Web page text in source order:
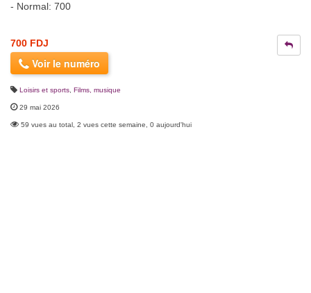
- Normal: 700
700 FDJ
Voir le numéro
Loisirs et sports Films, musique
29 mai 2026
59 vues au total, 2 vues cette semaine, 0 aujourd'hui